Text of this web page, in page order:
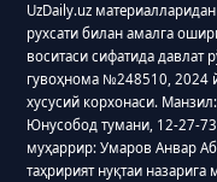
UzDaily.uz
рухсати билан амалга
воситаси сифатида давлат
гувоҳнома №248510, 2024
хусусий корхонаси.
Юнусобод тумани, 12-27-
муҳаррир: Умаров Анвар
таҳририят нуқтаи